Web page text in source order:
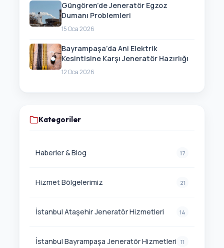
Güngören’de Jeneratör Egzoz
Dumanı Problemleri
15 Oca 2026
Bayrampaşa’da Ani Elektrik
Kesintisine Karşı Jeneratör Hazırlığı
12 Oca 2026
Kategoriler
Haberler & Blog 17
Hizmet Bölgelerimiz 21
İstanbul Ataşehir Jeneratör Hizmetleri 14
İstanbul Bayrampaşa Jeneratör Hizmetleri 11